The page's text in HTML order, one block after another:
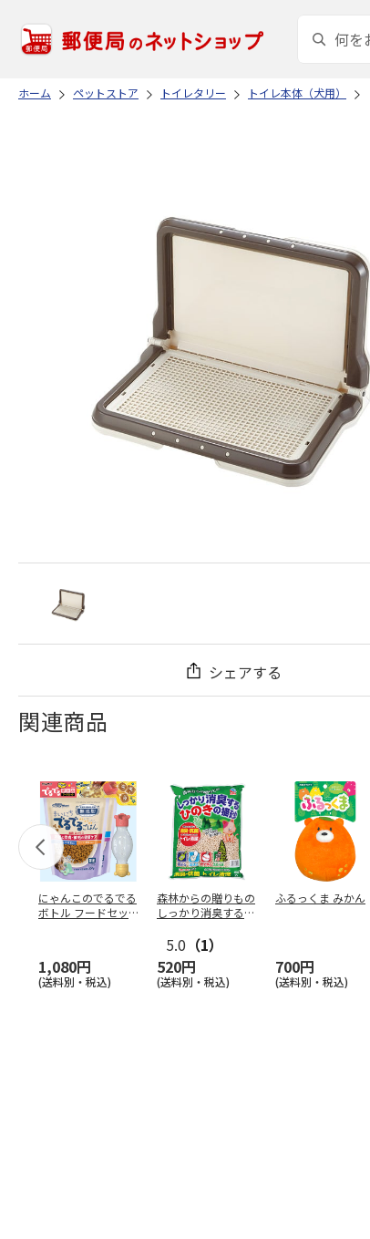
ホーム ペットストア トイレタリー トイレ本体（犬用）
シェアする
関連商品
にゃんこのでるでる
ボトル フードセッ
1,080円
(送料別・税込)
森林からの贈りもの
しっかり消臭するひ
5.0 （1）
520円
(送料別・税込)
ふるっくま みかん
700円
(送料別・税込)